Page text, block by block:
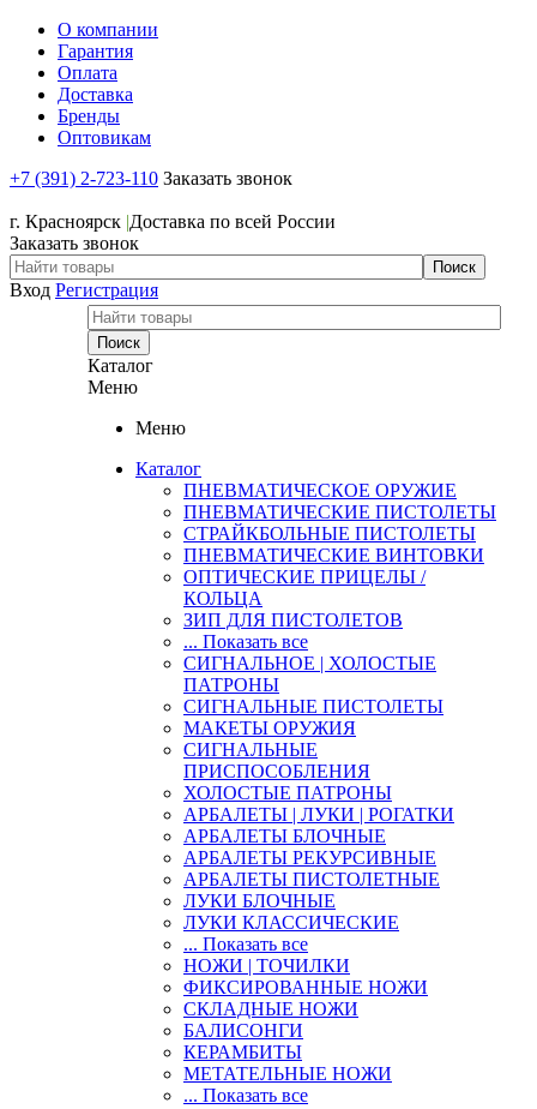
О компании
Гарантия
Оплата
Доставка
Бренды
Оптовикам
+7 (391) 2-723-110 Заказать звонок
г. Красноярск |Доставка по всей России
Заказать звонок
Вход Регистрация
Каталог
Меню
Меню
Каталог
ПНЕВМАТИЧЕСКОЕ ОРУЖИЕ
ПНЕВМАТИЧЕСКИЕ ПИСТОЛЕТЫ
СТРАЙКБОЛЬНЫЕ ПИСТОЛЕТЫ
ПНЕВМАТИЧЕСКИЕ ВИНТОВКИ
ОПТИЧЕСКИЕ ПРИЦЕЛЫ /
КОЛЬЦА
ЗИП ДЛЯ ПИСТОЛЕТОВ
... Показать все
СИГНАЛЬНОЕ | ХОЛОСТЫЕ
ПАТРОНЫ
СИГНАЛЬНЫЕ ПИСТОЛЕТЫ
МАКЕТЫ ОРУЖИЯ
СИГНАЛЬНЫЕ
ПРИСПОСОБЛЕНИЯ
ХОЛОСТЫЕ ПАТРОНЫ
АРБАЛЕТЫ | ЛУКИ | РОГАТКИ
АРБАЛЕТЫ БЛОЧНЫЕ
АРБАЛЕТЫ РЕКУРСИВНЫЕ
АРБАЛЕТЫ ПИСТОЛЕТНЫЕ
ЛУКИ БЛОЧНЫЕ
ЛУКИ КЛАССИЧЕСКИЕ
... Показать все
НОЖИ | ТОЧИЛКИ
ФИКСИРОВАННЫЕ НОЖИ
СКЛАДНЫЕ НОЖИ
БАЛИСОНГИ
КЕРАМБИТЫ
МЕТАТЕЛЬНЫЕ НОЖИ
... Показать все